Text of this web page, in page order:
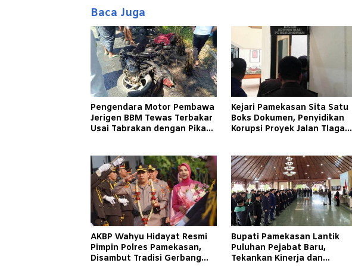
Baca Juga
Pengendara Motor Pembawa
Jerigen BBM Tewas Terbakar
Usai Tabrakan dengan Pikap
Kejari Pamekasan Sita Satu
Boks Dokumen, Penyidikan
Korupsi Proyek Jalan Tlagah–
AKBP Wahyu Hidayat Resmi
Pimpin Polres Pamekasan,
Disambut Tradisi Gerbang
Bupati Pamekasan Lantik
Puluhan Pejabat Baru,
Tekankan Kinerja dan